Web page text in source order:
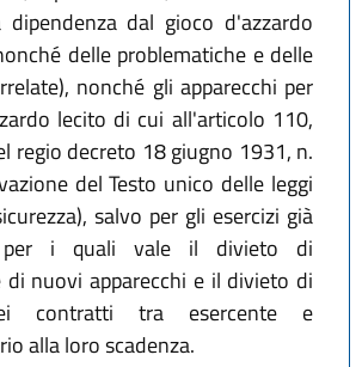
dipendenza dal gioco d'azzardo
delle problematiche e delle
nonché gli apparecchi per
lecito di cui all'articolo 110,
regio decreto 18 giugno 1931, n.
del Testo unico delle leggi
salvo per gli esercizi già
i quali vale il divieto di
di nuovi apparecchi e il divieto di
contratti tra esercente e
alla loro scadenza.